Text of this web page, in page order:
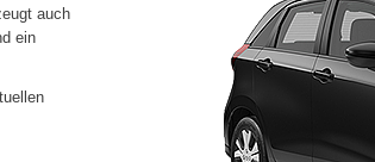
auch
ein